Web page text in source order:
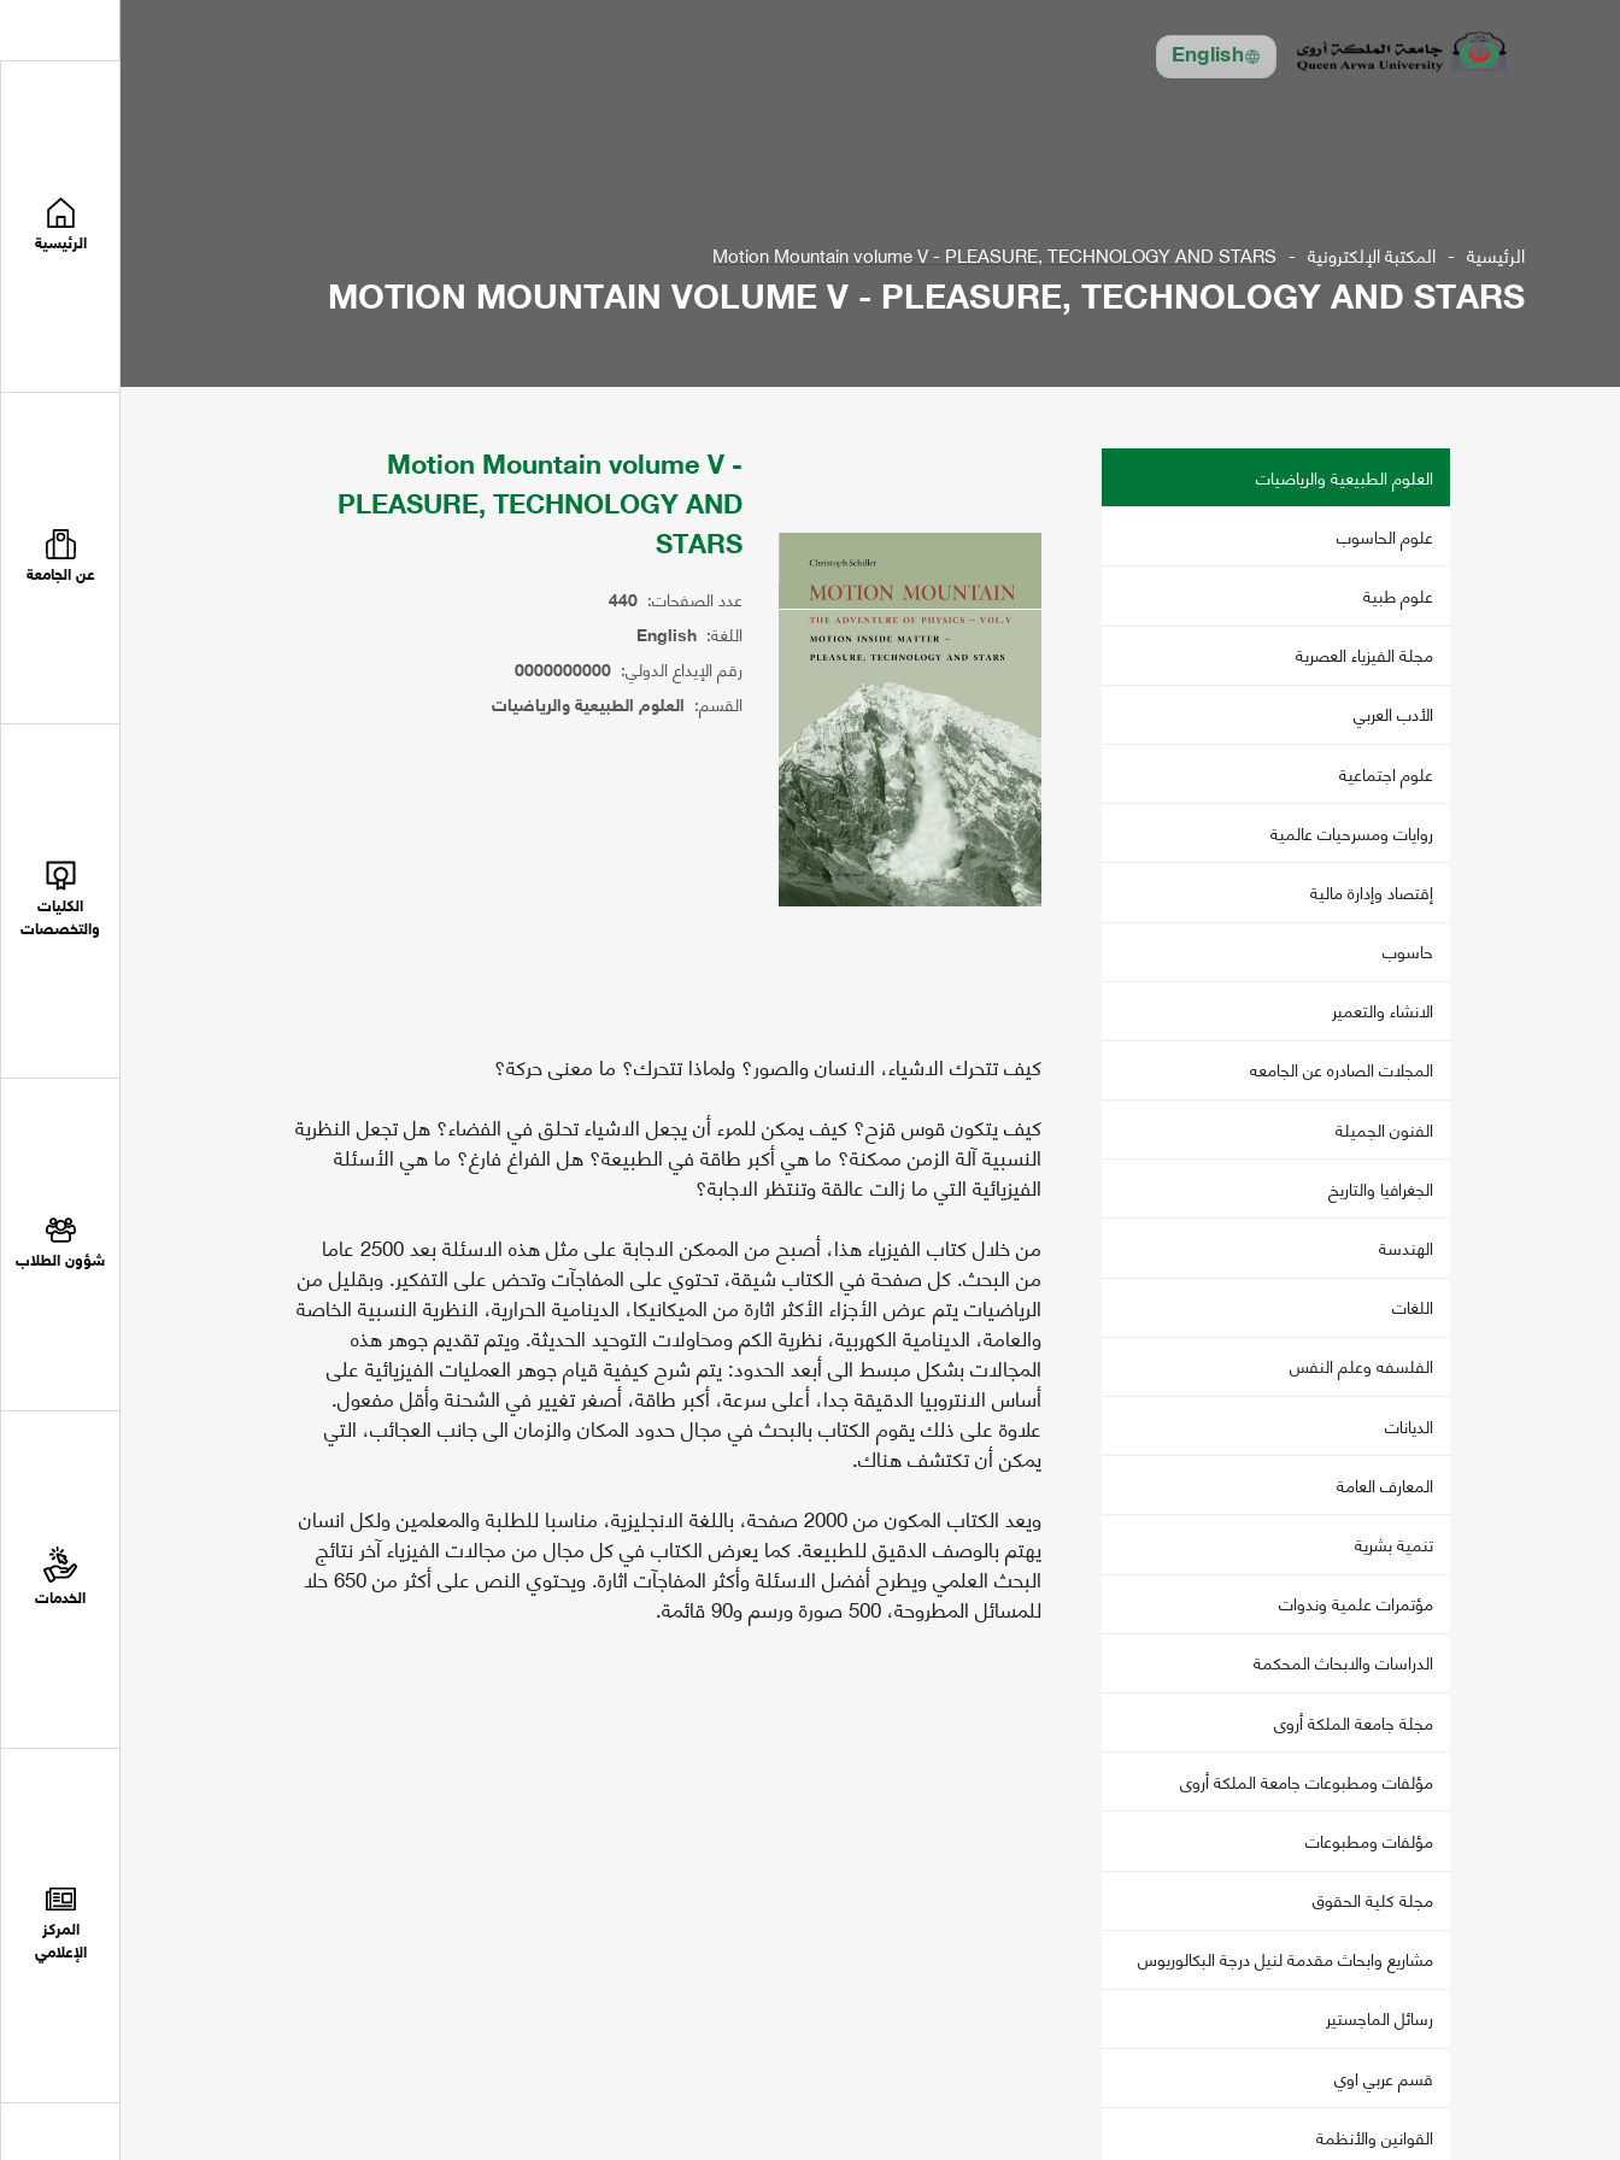
English
الرئيسية
عن الجامعة
الكليات
والتخصصات
شؤون الطلاب
الخدمات
المركز
الإعلامي
الرئيسية المكتبة الإلكترونية Motion Mountain volume V - PLEASURE, TECHNOLOGY AND STARS
MOTION MOUNTAIN VOLUME V - PLEASURE, TECHNOLOGY AND STARS
العلوم الطبيعية والرياضيات
علوم الحاسوب
علوم طبية
مجلة الفيزياء العصرية
الأدب العربي
علوم اجتماعية
روايات ومسرحيات عالمية
إقتصاد وإدارة مالية
حاسوب
الانشاء والتعمير
المجلات الصادره عن الجامعه
الفنون الجميلة
الجغرافيا والتاريخ
الهندسة
اللغات
الفلسفه وعلم النفس
الديانات
المعارف العامة
تنمية بشرية
مؤتمرات علمية وندوات
الدراسات والابحاث المحكمة
مجلة جامعة الملكة أروى
مؤلفات ومطبوعات جامعة الملكة أروى
مؤلفات ومطبوعات
مجلة كلية الحقوق
مشاريع وابحاث مقدمة لنيل درجة البكالوريوس
رسائل الماجستير
قسم عربي اوي
القوانين والأنظمة
Motion Mountain volume V -
PLEASURE, TECHNOLOGY AND
STARS
عدد الصفحات: 440
اللغة: English
رقم الإيداع الدولي: 0000000000
القسم: العلوم الطبيعية والرياضيات
كيف تتحرك الاشياء، الانسان والصور؟ ولماذا تتحرك؟ ما معنى حركة؟
كيف يتكون قوس قزح؟ كيف يمكن للمرء أن يجعل الاشياء تحلق في الفضاء؟ هل تجعل النظرية
النسبية آلة الزمن ممكنة؟ ما هي أكبر طاقة في الطبيعة؟ هل الفراغ فارغ؟ ما هي الأسئلة
الفيزيائية التي ما زالت عالقة وتنتظر الاجابة؟
من خلال كتاب الفيزياء هذا، أصبح من الممكن الاجابة على مثل هذه الاسئلة بعد 2500 عاما
من البحث. كل صفحة في الكتاب شيقة، تحتوي على المفاجآت وتحض على التفكير. وبقليل من
الرياضيات يتم عرض الأجزاء الأكثر اثارة من الميكانيكا، الدينامية الحرارية، النظرية النسبية الخاصة
والعامة، الدينامية الكهربية، نظرية الكم ومحاولات التوحيد الحديثة. ويتم تقديم جوهر هذه
المجالات بشكل مبسط الى أبعد الحدود: يتم شرح كيفية قيام جوهر العمليات الفيزيائية على
أساس الانتروبيا الدقيقة جدا، أعلى سرعة، أكبر طاقة، أصغر تغيير في الشحنة وأقل مفعول.
علاوة على ذلك يقوم الكتاب بالبحث في مجال حدود المكان والزمان الى جانب العجائب، التي
يمكن أن تكتشف هناك.
ويعد الكتاب المكون من 2000 صفحة، باللغة الانجليزية، مناسبا للطلبة والمعلمين ولكل انسان
يهتم بالوصف الدقيق للطبيعة. كما يعرض الكتاب في كل مجال من مجالات الفيزياء آخر نتائج
البحث العلمي ويطرح أفضل الاسئلة وأكثر المفاجآت اثارة. ويحتوي النص على أكثر من 650 حلا
للمسائل المطروحة، 500 صورة ورسم و90 قائمة.